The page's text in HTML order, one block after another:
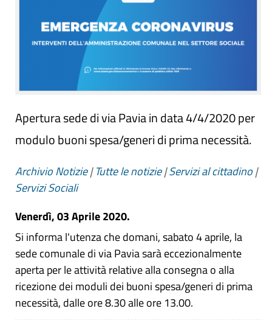
Apertura sede di via Pavia in data 4/4/2020 per
modulo buoni spesa/generi di prima necessità.
Archivio Notizie|Tutte le notizie|Servizi al cittadino|
Servizi Sociali
Venerdì, 03 Aprile 2020.
Si informa l'utenza che domani, sabato 4 aprile, la
sede comunale di via Pavia sarà eccezionalmente
aperta per le attività relative alla consegna o alla
ricezione dei moduli dei buoni spesa/generi di prima
necessità, dalle ore 8.30 alle ore 13.00.